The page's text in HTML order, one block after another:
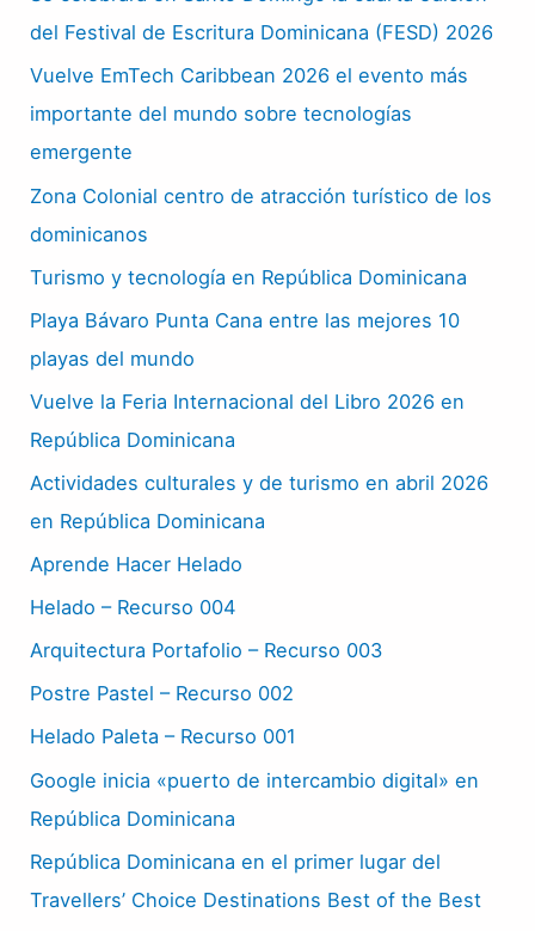
del Festival de Escritura Dominicana (FESD) 2026
Vuelve EmTech Caribbean 2026 el evento más
importante del mundo sobre tecnologías
emergente
Zona Colonial centro de atracción turístico de los
dominicanos
Turismo y tecnología en República Dominicana
Playa Bávaro Punta Cana entre las mejores 10
playas del mundo
Vuelve la Feria Internacional del Libro 2026 en
República Dominicana
Actividades culturales y de turismo en abril 2026
en República Dominicana
Aprende Hacer Helado
Helado – Recurso 004
Arquitectura Portafolio – Recurso 003
Postre Pastel – Recurso 002
Helado Paleta – Recurso 001
Google inicia «puerto de intercambio digital» en
República Dominicana
República Dominicana en el primer lugar del
Travellers’ Choice Destinations Best of the Best